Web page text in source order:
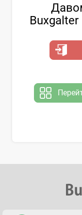
Buxgalter